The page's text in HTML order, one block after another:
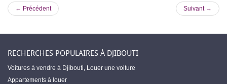
← Précédent Suivant →
RECHERCHES POPULAIRES À DJIBOUTI
Voitures à vendre à Djibouti, Louer une voiture
Appartements à louer